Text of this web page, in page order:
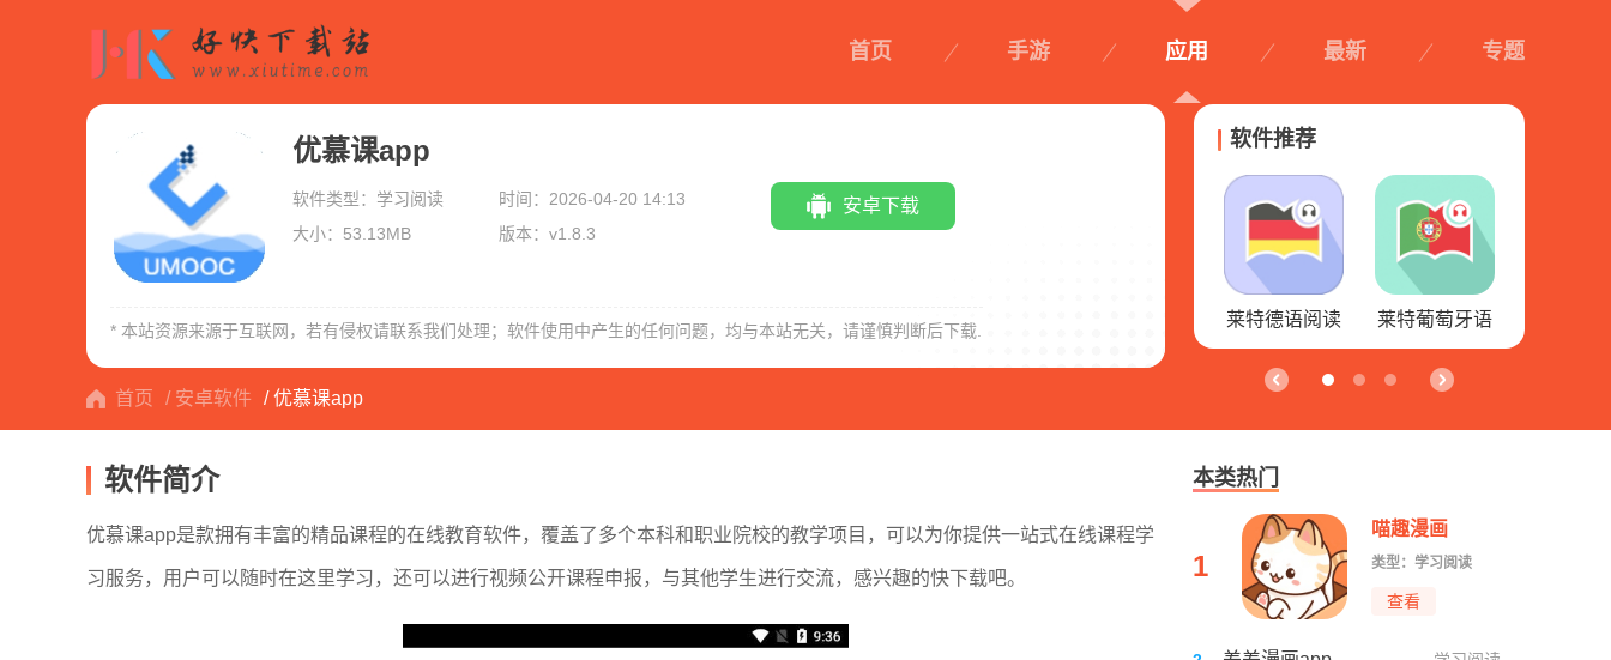
首页 手游 应用 最新 专题
优慕课app
软件类型：学习阅读
时间：2026-04-20 14:13
大小：53.13MB
版本：v1.8.3
安卓下载
* 本站资源来源于互联网，若有侵权请联系我们处理；软件使用中产生的任何问题，均与本站无关，请谨慎判断后下载.
软件推荐
中国传媒大学 雨果网 莱特德语阅读
听力 阅读听力
趣头条极速版 趣头条
首页 / 安卓软件 / 优慕课app
软件简介
优慕课app是款拥有丰富的精品课程的在线教育软件，覆盖了多个本科和职业院校的教学项目，可以为你提供一站式在线课程学
习服务，用户可以随时在这里学习，还可以进行视频公开课程申报，与其他学生进行交流，感兴趣的快下载吧。
本类热门
1
喵趣漫画
类型：学习阅读
查看